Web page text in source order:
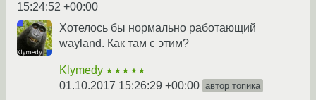
15:24:52 +00:00
Хотелось бы нормально работающий
wayland. Как там с этим?
Klymedy ★★★★★
01.10.2017 15:26:29 +00:00 автор топика